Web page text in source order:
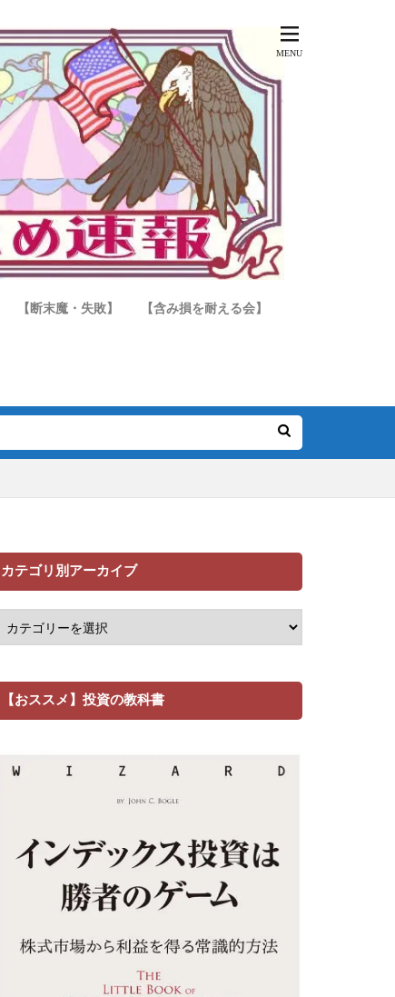
【断末魔・失敗】 【含み損を耐える会】
カテゴリ別アーカイブ
【おススメ】投資の教科書